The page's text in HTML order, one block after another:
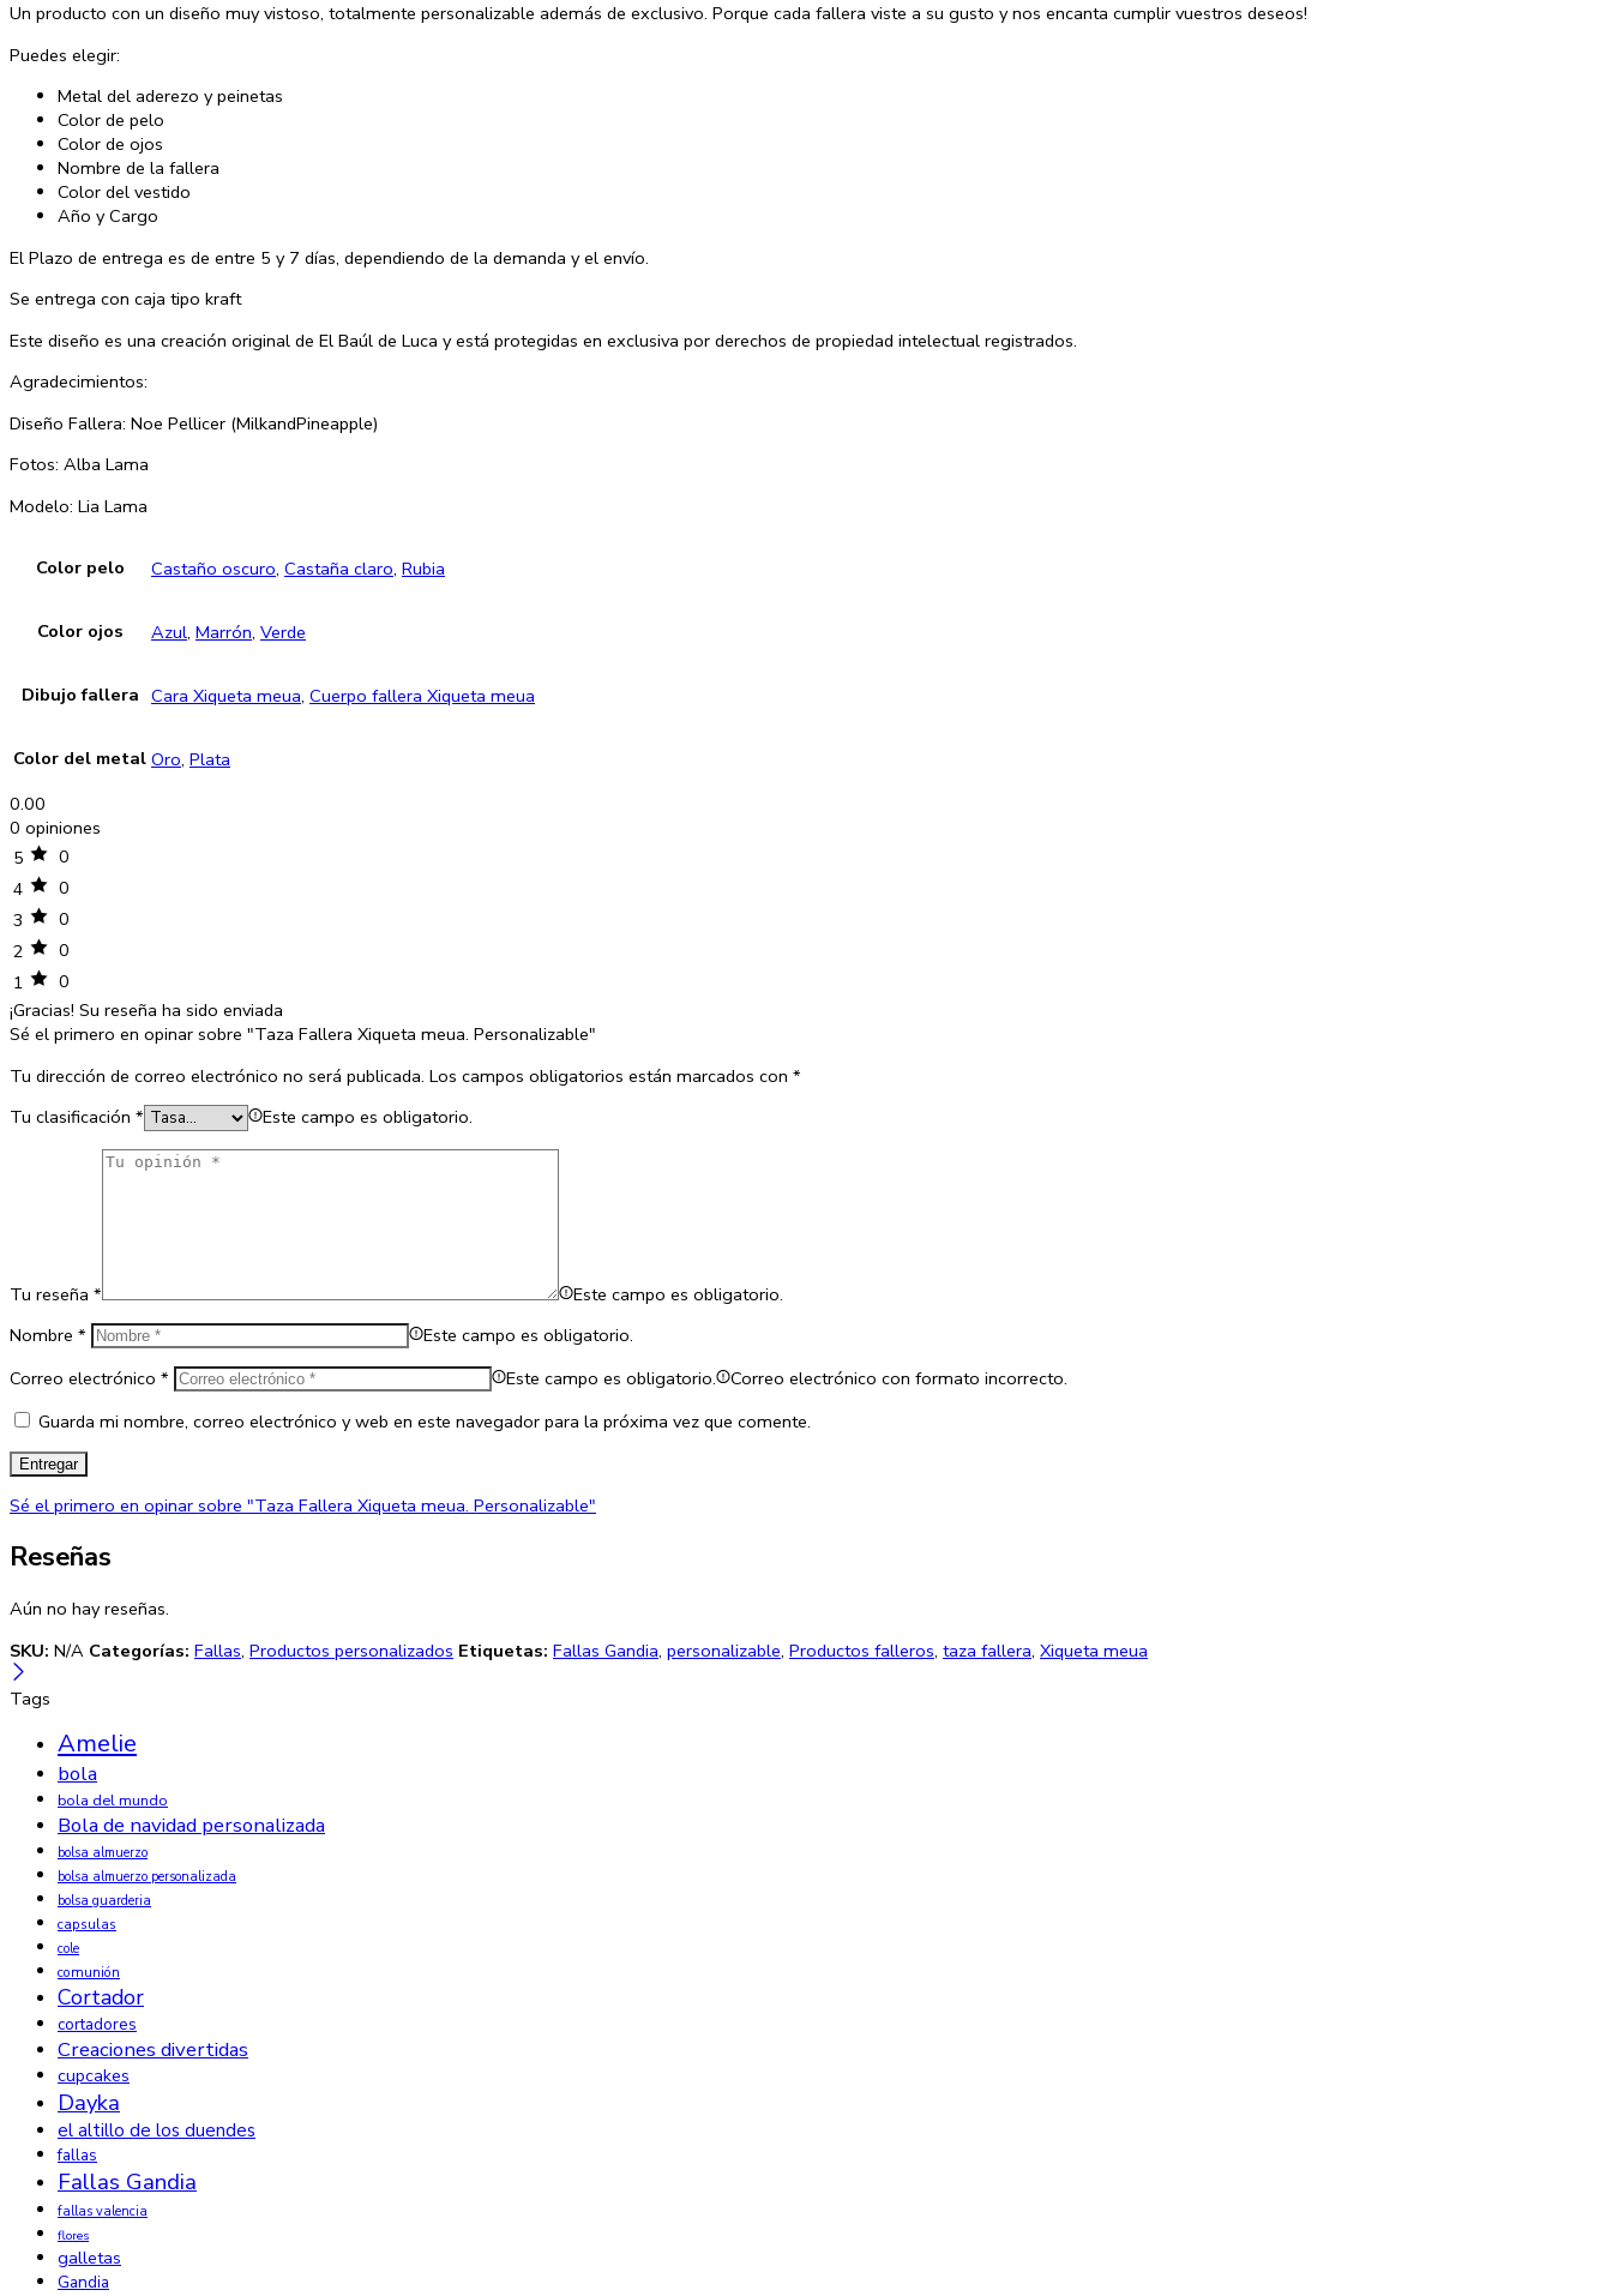
Un producto con un diseño muy vistoso, totalmente personalizable además de exclusivo. Porque cada fallera viste a su gusto y nos encanta cumplir vuestros deseos!
Puedes elegir:
Metal del aderezo y peinetas
Color de pelo
Color de ojos
Nombre de la fallera
Color del vestido
Año y Cargo
El Plazo de entrega es de entre 5 y 7 días, dependiendo de la demanda y el envío.
Se entrega con caja tipo kraft
Este diseño es una creación original de El Baúl de Luca y está protegidas en exclusiva por derechos de propiedad intelectual registrados.
Agradecimientos:
Diseño Fallera: Noe Pellicer (MilkandPineapple)
Fotos: Alba Lama
Modelo: Lia Lama
Color pelo Castaño oscuro, Castaña claro, Rubia
Color ojos Azul, Marrón, Verde
Dibujo fallera Cara Xiqueta meua, Cuerpo fallera Xiqueta meua
Color del metal Oro, Plata
0.00
0 opiniones
5
0
4
0
3
0
2
0
1
0
¡Gracias! Su reseña ha sido enviada
Sé el primero en opinar sobre "Taza Fallera Xiqueta meua. Personalizable"
Tu dirección de correo electrónico no será publicada. Los campos obligatorios están marcados con *
Tu clasificación * Este campo es obligatorio.
Tu reseña *
Este campo es obligatorio.
Nombre *
Este campo es obligatorio.
Correo electrónico * Este campo es obligatorio.
Correo electrónico con formato incorrecto.
Guarda mi nombre, correo electrónico y web en este navegador para la próxima vez que comente.
Sé el primero en opinar sobre "Taza Fallera Xiqueta meua. Personalizable"
Reseñas
Aún no hay reseñas.
SKU: N/A Categorías: Fallas, Productos personalizados Etiquetas: Fallas Gandia, personalizable, Productos falleros, taza fallera, Xiqueta meua
Tags
Amelie
bola
bola del mundo
Bola de navidad personalizada
bolsa almuerzo
bolsa almuerzo personalizada
bolsa guarderia
capsulas
cole
comunión
Cortador
cortadores
Creaciones divertidas
cupcakes
Dayka
el altillo de los duendes
fallas
Fallas Gandia
fallas valencia
flores
galletas
Gandia